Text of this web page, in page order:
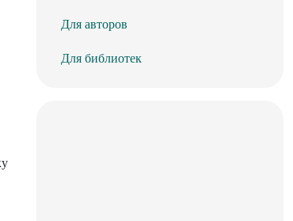
Для авторов
Для библиотек